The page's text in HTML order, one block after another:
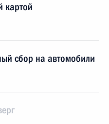
картой
сбор на автомобили